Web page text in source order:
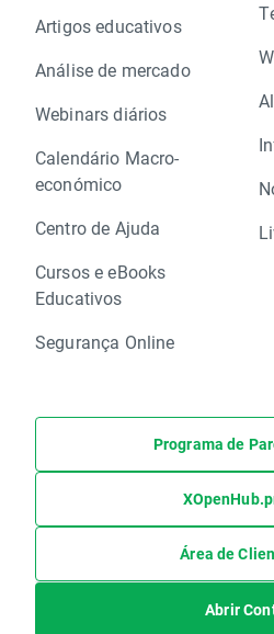
Artigos educativos
Análise de mercado
Webinars diários
Calendário Macro-
económico
Centro de Ajuda
Cursos e eBooks
Educativos
Segurança Online
Programa de
Área de
Abrir